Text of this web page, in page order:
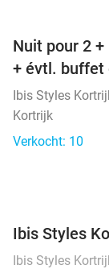
Nuit pour 2
+ évtl. buffet
Ibis Styles
Kortrijk
Verkocht: 10
Ibis Styles
Ibis Styles